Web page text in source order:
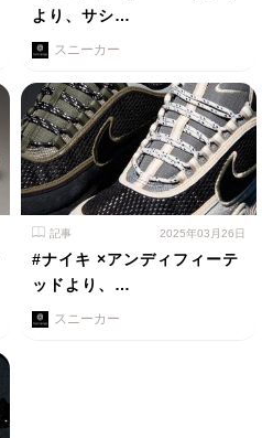
より、サシ…
スニーカー
記事 2025年03月26日
#ナイキ ×アンディフィーテ
ッドより、…
スニーカー